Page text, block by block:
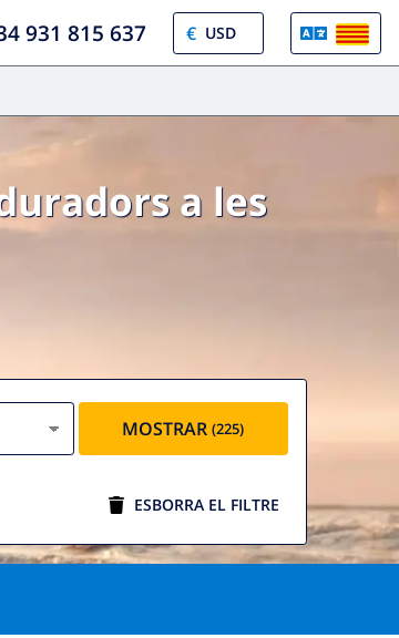
931 815 637 €
a les
MOSTRAR (225)
ESBORRA EL FILTRE